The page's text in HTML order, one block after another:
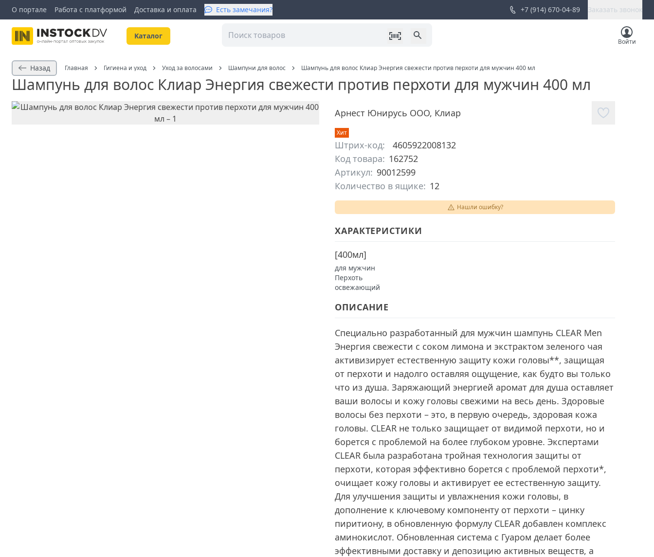
О портале Работа с платформой Доставка и оплата Есть замечания? +7 (914) 670-04-89 Заказать звонок
Kаталог
Войти
Назад Главная Гигиена и уход Уход за волосами Шампуни для волос Шампунь для волос Клиар Энергия свежести против перхоти для мужчин 400 мл
Шампунь для волос Клиар Энергия свежести против перхоти для мужчин 400 мл
Арнест Юнирусь ООО, Клиар
Хит
Штрих-код:
4605922008132
Код товара: 162752
Артикул: 90012599
Количество в ящике: 12
Нашли ошибку?
ХАРАКТЕРИСТИКИ
[400мл]
для мужчин
Перхоть
освежающий
ОПИСАНИЕ
Специально разработанный для мужчин шампунь CLEAR Men
Энергия свежести с соком лимона и экстрактом зеленого чая
активизирует естественную защиту кожи головы**, защищая
от перхоти и надолго оставляя ощущение, как будто вы только
что из душа. Заряжающий энергией аромат для душа оставляет
ваши волосы и кожу головы свежими на весь день. Здоровые
волосы без перхоти – это, в первую очередь, здоровая кожа
головы. CLEAR не только защищает от видимой перхоти, но и
борется с проблемой на более глубоком уровне. Экспертами
CLEAR была разработана тройная технология защиты от
перхоти, которая эффективно борется с проблемой перхоти*,
очищает кожу головы и активирует ее естественную защиту.
Для улучшения защиты и увлажнения кожи головы, в
дополнение к ключевому компоненту от перхоти – цинку
пиритиону, в обновленную формулу CLEAR добавлен комплекс
аминокислот. Обновленная система с Гуаром делает более
эффективными доставку и депозицию активных веществ, а